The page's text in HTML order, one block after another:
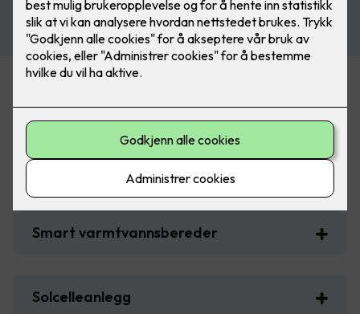
Enova
Smart varmtvannsbereder
Solcelleanlegg